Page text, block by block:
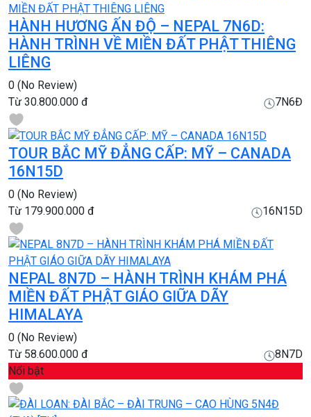
HÀNH HƯƠNG ẤN ĐỘ – NEPAL 7N6D:
HÀNH TRÌNH VỀ MIỀN ĐẤT PHẬT THIÊNG
LIÊNG
0 (No Review)
Từ 30.800.000 đ 7N6Đ
TOUR BẮC MỸ ĐẲNG CẤP: MỸ – CANADA
16N15D
0 (No Review)
Từ 179.900.000 đ 16N15D
NEPAL 8N7D – HÀNH TRÌNH KHÁM PHÁ
MIỀN ĐẤT PHẬT GIÁO GIỮA DÃY
HIMALAYA
0 (No Review)
Từ 58.600.000 đ
8N7D
Nổi bật